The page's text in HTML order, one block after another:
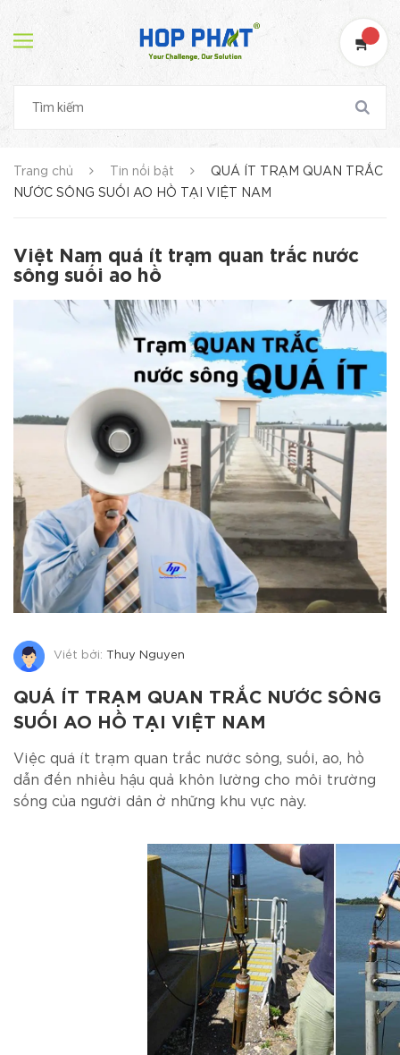
Trang chủ Tin nổi bật
QUÁ ÍT TRẠM QUAN TRẮC
NƯỚC SÔNG SUỐI AO HỒ TẠI VIỆT NAM
Việt Nam quá ít trạm quan trắc nước
sông suối ao hồ
Viết bởi: Thuy Nguyen
QUÁ ÍT TRẠM QUAN TRẮC NƯỚC SÔNG
SUỐI AO HỒ TẠI VIỆT NAM
Việc quá ít trạm quan trắc nước sông, suối, ao, hồ
dẫn đến nhiều hậu quả khôn lường cho môi trường
sống của người dân ở những khu vực này.